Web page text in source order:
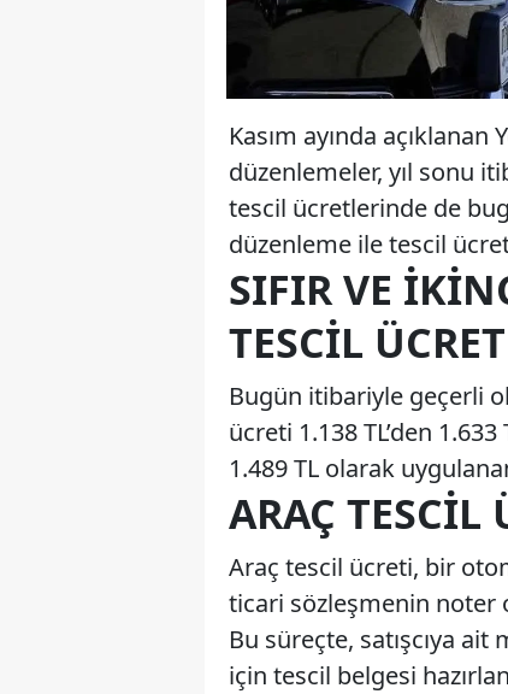
Kasım ayında
düzenlemeler, yıl sonu
tescil ücretlerinde de
düzenleme ile tescil
SIFIR VE
TESCIL
Bugün itibariyle geçerli
ücreti 1.138 TL’den
1.489 TL olarak
ARAÇ TESCIL
Araç tescil ücreti, bir
ticari sözleşmenin noter
Bu süreçte, satışcıya
için tescil belgesi